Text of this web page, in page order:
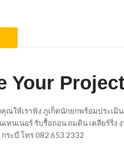
Your
คุณให้เราฟัง ภูเก็ตนักยกพร้อมประเมิ
ทนเนอร์ รับรื้อถอน ถมดิน เคลียร์ริ่ง
ระบี่ โทร 082 653 2332